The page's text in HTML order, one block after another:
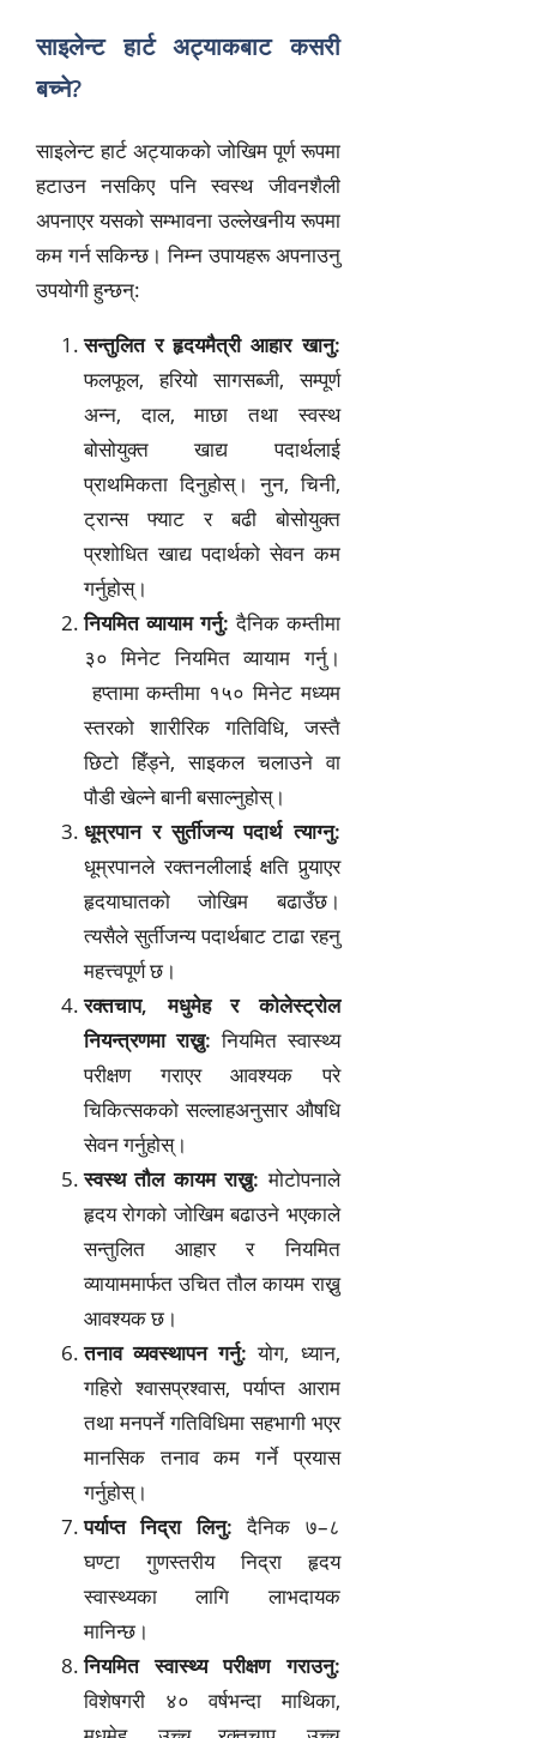
साइलेन्ट हार्ट अट्याकबाट कसरी
बच्ने?
साइलेन्ट हार्ट अट्याकको जोखिम पूर्ण रूपमा
हटाउन नसकिए पनि स्वस्थ जीवनशैली
अपनाएर यसको सम्भावना उल्लेखनीय रूपमा
कम गर्न सकिन्छ। निम्न उपायहरू अपनाउनु
उपयोगी हुन्छन्:
सन्तुलित र हृदयमैत्री आहार खानु:
फलफूल, हरियो सागसब्जी, सम्पूर्ण
अन्न, दाल, माछा तथा स्वस्थ
बोसोयुक्त खाद्य पदार्थलाई
प्राथमिकता दिनुहोस्। नुन, चिनी,
ट्रान्स फ्याट र बढी बोसोयुक्त
प्रशोधित खाद्य पदार्थको सेवन कम
गर्नुहोस्।
नियमित व्यायाम गर्नु:दैनिक कम्तीमा
३० मिनेट नियमित व्यायाम गर्नु।
हप्तामा कम्तीमा १५० मिनेट मध्यम
स्तरको शारीरिक गतिविधि, जस्तै
छिटो हिँड्ने, साइकल चलाउने वा
पौडी खेल्ने बानी बसाल्नुहोस्।
धूम्रपान र सुर्तीजन्य पदार्थ त्याग्नु:
धूम्रपानले रक्तनलीलाई क्षति पुर्‍याएर
हृदयाघातको जोखिम बढाउँछ।
त्यसैले सुर्तीजन्य पदार्थबाट टाढा रहनु
महत्त्वपूर्ण छ।
रक्तचाप, मधुमेह र कोलेस्ट्रोल
नियन्त्रणमा राख्नु: नियमित स्वास्थ्य
परीक्षण गराएर आवश्यक परे
चिकित्सकको सल्लाहअनुसार औषधि
सेवन गर्नुहोस्।
स्वस्थ तौल कायम राख्नु: मोटोपनाले
हृदय रोगको जोखिम बढाउने भएकाले
सन्तुलित आहार र नियमित
व्यायाममार्फत उचित तौल कायम राख्नु
आवश्यक छ।
तनाव व्यवस्थापन गर्नु: योग, ध्यान,
गहिरो श्वासप्रश्वास, पर्याप्त आराम
तथा मनपर्ने गतिविधिमा सहभागी भएर
मानसिक तनाव कम गर्ने प्रयास
गर्नुहोस्।
पर्याप्त निद्रा लिनु: दैनिक ७–८
घण्टा गुणस्तरीय निद्रा हृदय
स्वास्थ्यका लागि लाभदायक
मानिन्छ।
नियमित स्वास्थ्य परीक्षण गराउनु:
विशेषगरी ४० वर्षभन्दा माथिका,